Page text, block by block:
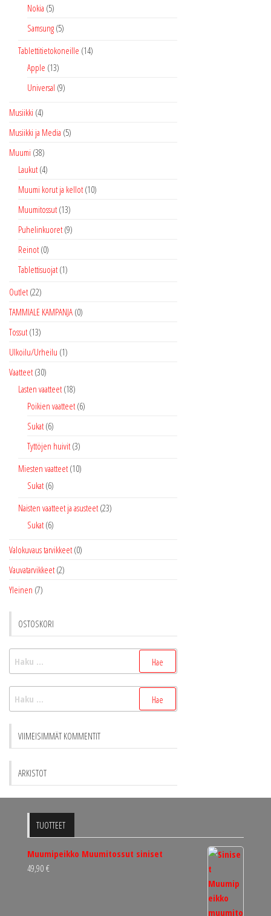
Nokia (5)
Samsung (5)
Tablettitietokoneille (14)
Apple (13)
Universal (9)
Musiikki (4)
Musiikki ja Media (5)
Muumi (38)
Laukut (4)
Muumi korut ja kellot (10)
Muumitossut (13)
Puhelinkuoret (9)
Reinot (0)
Tablettisuojat (1)
Outlet (22)
TAMMIALE KAMPANJA (0)
Tossut (13)
Ulkoilu/Urheilu (1)
Vaatteet (30)
Lasten vaatteet (18)
Poikien vaatteet (6)
Sukat (6)
Tyttöjen huivit (3)
Miesten vaatteet (10)
Sukat (6)
Naisten vaatteet ja asusteet (23)
Sukat (6)
Valokuvaus tarvikkeet (0)
Vauvatarvikkeet (2)
Yleinen (7)
OSTOSKORI
VIIMEISIMMÄT KOMMENTIT
ARKISTOT
TUOTTEET
Muumipeikko Muumitossut siniset
49,90 €